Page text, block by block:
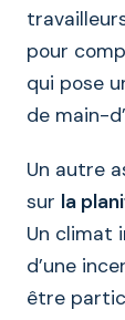
pour
qui pose
de main-
Un autre
sur la
Un climat
d’une
être